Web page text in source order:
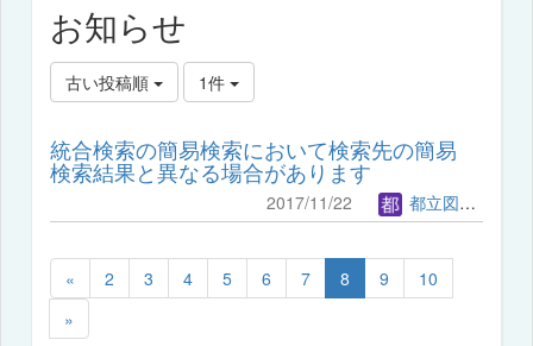
お知らせ
古い投稿順 1件
統合検索の簡易検索において検索先の簡易
検索結果と異なる場合があります
2017/11/22 都立図書館管理者
« 2 3 4 5 6 7 8 9
10
»